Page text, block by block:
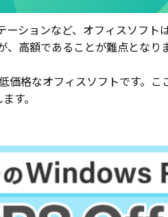
ションなど、オフィスソフ
高額であることが難点となりま
格なオフィスソフトです。
す。